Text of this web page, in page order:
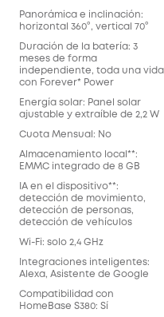
Panorámica e inclinación:
horizontal 360°, vertical 70°
Duración de la batería: 3
meses de forma
independiente, toda una vida
con Forever* Power
Energía solar: Panel solar
ajustable y extraíble de 2,2 W
Cuota Mensual: No
Almacenamiento local**:
EMMC integrado de 8 GB
IA en el dispositivo**:
detección de movimiento,
detección de personas,
detección de vehículos
Wi-Fi: solo 2,4 GHz
Integraciones inteligentes:
Alexa, Asistente de Google
Compatibilidad con
HomeBase S380: Sí